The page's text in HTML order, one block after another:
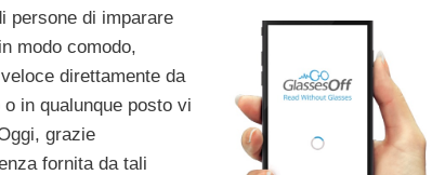
persone di imparare
modo comodo,
direttamente da
in qualunque posto vi
grazie
fornita da tali